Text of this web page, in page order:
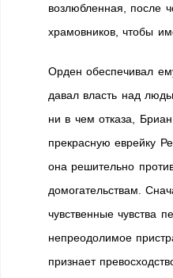
возлюбленная, после
храмовников, чтобы
Орден обеспечивал
давал власть над
ни в чем отказа,
прекрасную еврейку
она решительно
домогательствам.
чувственные чувства
непреодолимое
признает